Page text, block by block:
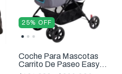
25% OFF
Coche Para Mascotas
Carrito De Paseo Easy
Strolling Buggy Ibiyaya